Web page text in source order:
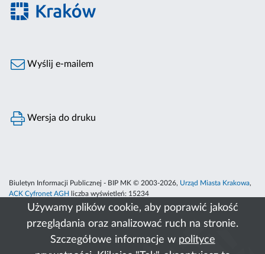
Używamy plików cookie, aby poprawić jakość
przeglądania oraz analizować ruch na stronie.
Szczegółowe informacje w polityce
Wyślij e-mailem
Wersja do druku
Biuletyn Informacji Publicznej - BIP MK © 2003-2026, Urząd Miasta Krakowa,
ACK Cyfronet AGH
liczba wyświetleń: 15234